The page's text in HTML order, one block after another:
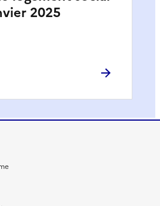
2025